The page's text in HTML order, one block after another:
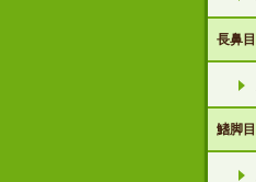
長鼻目
鰭脚目